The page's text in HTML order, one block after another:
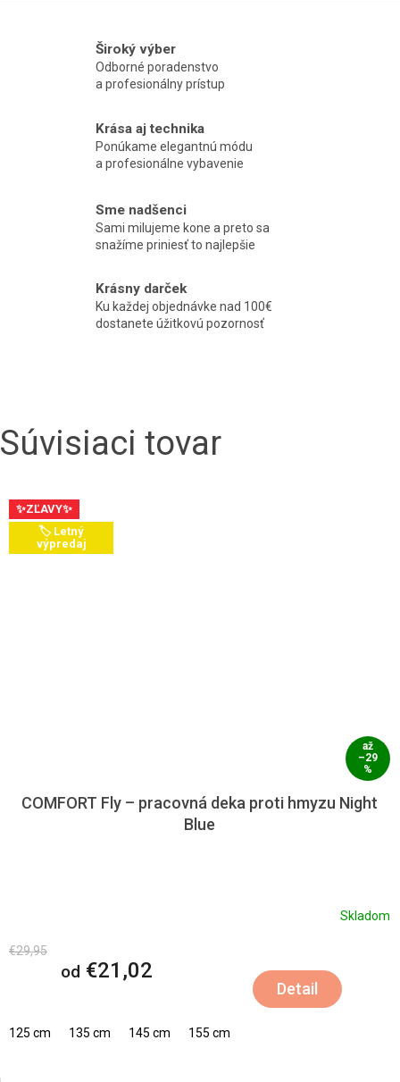
Široký výber
Odborné poradenstvo
a profesionálny prístup
Krása aj technika
Ponúkame elegantnú módu
a profesionálne vybavenie
Sme nadšenci
Sami milujeme kone a preto sa
snažíme priniesť to najlepšie
Krásny darček
Ku každej objednávke nad 100€
dostanete úžitkovú pozornosť
Súvisiaci tovar
✨ZĽAVY✨
🏷️ Letný
výpredaj
až
–29
%
COMFORT Fly – pracovná deka proti hmyzu Night
Blue
Skladom
€29,95
od €21,02
Detail
125 cm 135 cm 145 cm 155 cm